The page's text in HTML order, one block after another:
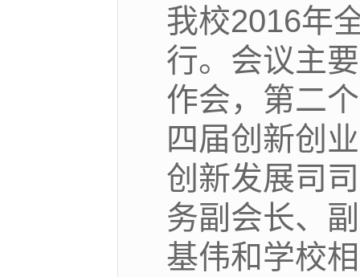
我校2016年
行。会议主
作会，第二
四届创新创
创新发展司
务副会长、
基伟和学校